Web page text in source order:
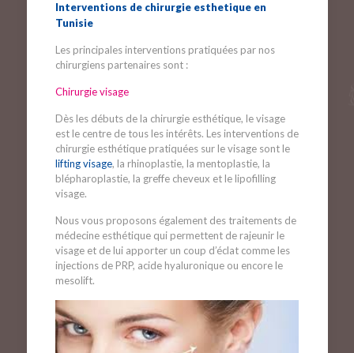
Interventions de chirurgie esthetique en
Tunisie
Les principales interventions pratiquées par nos
chirurgiens partenaires sont :
Chirurgie visage
Dès les débuts de la chirurgie esthétique, le visage
est le centre de tous les intérêts. Les interventions de
chirurgie esthétique pratiquées sur le visage sont le
lifting visage, la rhinoplastie, la mentoplastie, la
blépharoplastie, la greffe cheveux et le lipofilling
visage.
Nous vous proposons également des traitements de
médecine esthétique qui permettent de rajeunir le
visage et de lui apporter un coup d’éclat comme les
injections de PRP, acide hyaluronique ou encore le
mesolift.